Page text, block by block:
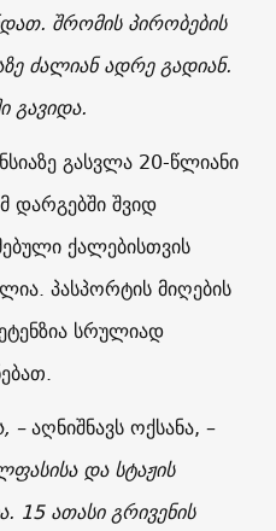
შრომის პირობების
ძალიან ადრე გადიან.
გავიდა.
გასვლა 20-წლიანი
დარგებში შვიდ
ქალებისთვის
პასპორტის მიღების
სრულიად
–აღნიშნავს ოქსანა, –
და სტაჟის
15 ათასი გრივენის